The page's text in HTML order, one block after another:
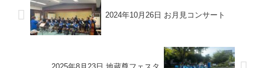
2024年10月26日 お月見コンサート